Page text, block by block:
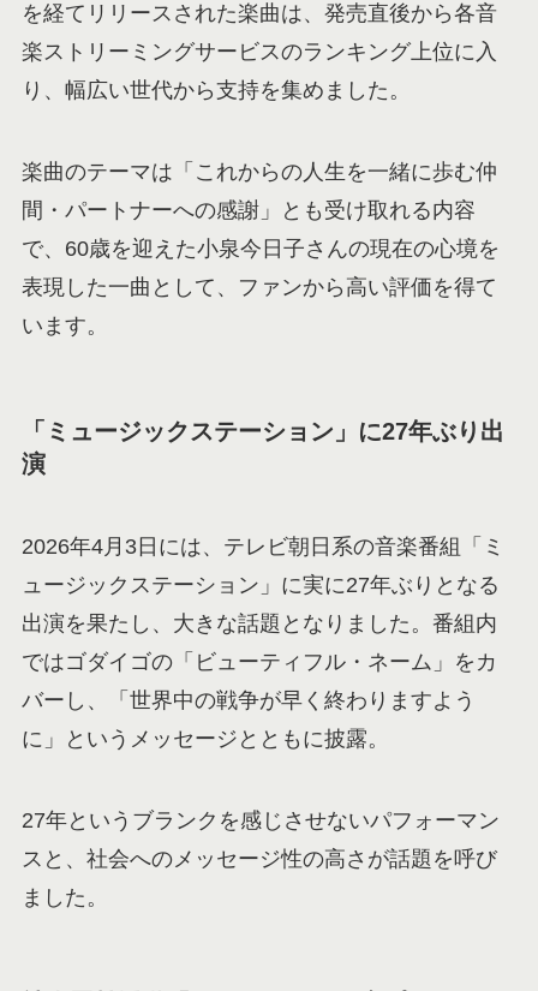
を経てリリースされた楽曲は、発売直後から各音
楽ストリーミングサービスのランキング上位に入
り、幅広い世代から支持を集めました。
楽曲のテーマは「これからの人生を一緒に歩む仲
間・パートナーへの感謝」とも受け取れる内容
で、60歳を迎えた小泉今日子さんの現在の心境を
表現した一曲として、ファンから高い評価を得て
います。
「ミュージックステーション」に27年ぶり出
演
2026年4月3日には、テレビ朝日系の音楽番組「ミ
ュージックステーション」に実に27年ぶりとなる
出演を果たし、大きな話題となりました。番組内
ではゴダイゴの「ビューティフル・ネーム」をカ
バーし、「世界中の戦争が早く終わりますよう
に」というメッセージとともに披露。
27年というブランクを感じさせないパフォーマン
スと、社会へのメッセージ性の高さが話題を呼び
ました。